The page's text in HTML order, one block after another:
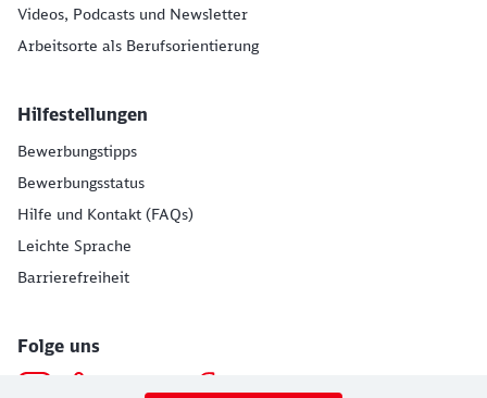
Videos, Podcasts und Newsletter
Arbeitsorte als Berufsorientierung
Hilfestellungen
Bewerbungstipps
Bewerbungsstatus
Hilfe und Kontakt (FAQs)
Leichte Sprache
Barrierefreiheit
Folge uns